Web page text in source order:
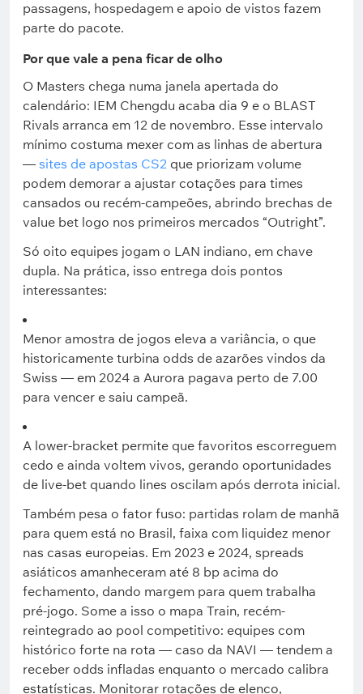
passagens, hospedagem e apoio de vistos fazem
parte do pacote.
Por que vale a pena ficar de olho
O Masters chega numa janela apertada do
calendário: IEM Chengdu acaba dia 9 e o BLAST
Rivals arranca em 12 de novembro. Esse intervalo
mínimo costuma mexer com as linhas de abertura
— sites de apostas CS2 que priorizam volume
podem demorar a ajustar cotações para times
cansados ou recém-campeões, abrindo brechas de
value bet logo nos primeiros mercados “Outright”.
Só oito equipes jogam o LAN indiano, em chave
dupla. Na prática, isso entrega dois pontos
interessantes:
Menor amostra de jogos eleva a variância, o que
historicamente turbina odds de azarões vindos da
Swiss — em 2024 a Aurora pagava perto de 7.00
para vencer e saiu campeã.
A lower-bracket permite que favoritos escorreguem
cedo e ainda voltem vivos, gerando oportunidades
de live-bet quando lines oscilam após derrota inicial.
Também pesa o fator fuso: partidas rolam de manhã
para quem está no Brasil, faixa com liquidez menor
nas casas europeias. Em 2023 e 2024, spreads
asiáticos amanheceram até 8 bp acima do
fechamento, dando margem para quem trabalha
pré-jogo. Some a isso o mapa Train, recém-
reintegrado ao pool competitivo: equipes com
histórico forte na rota — caso da NAVI — tendem a
receber odds infladas enquanto o mercado calibra
estatísticas. Monitorar rotações de elenco,